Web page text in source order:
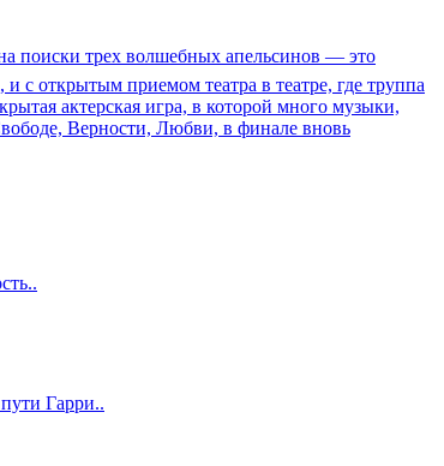
поиски трех волшебных апельсинов — это
с открытым приемом театра в театре, где труппа
актерская игра, в которой много музыки,
Верности, Любви, в финале вновь
Гарри..